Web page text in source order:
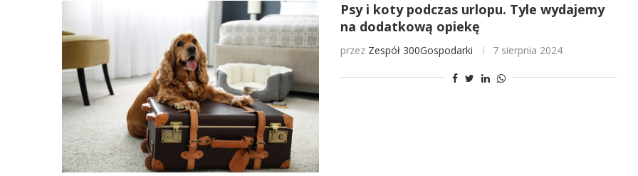
Psy i koty podczas urlopu. Tyle wydajemy
na dodatkową opiekę
przez Zespół 300Gospodarki 7 sierpnia 2024